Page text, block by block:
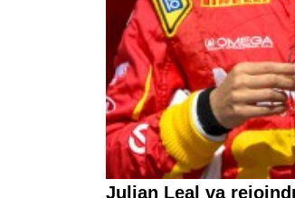
Julian Leal va